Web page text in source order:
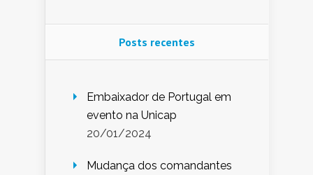
Posts recentes
Embaixador de Portugal em
evento na Unicap
20/01/2024
Mudança dos comandantes